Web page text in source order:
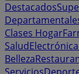
Destacados
Clases Hogar
SaludElectrónica
Belleza